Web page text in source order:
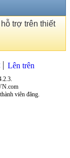
trợ trên thiết
Lên trên
viên đăng.